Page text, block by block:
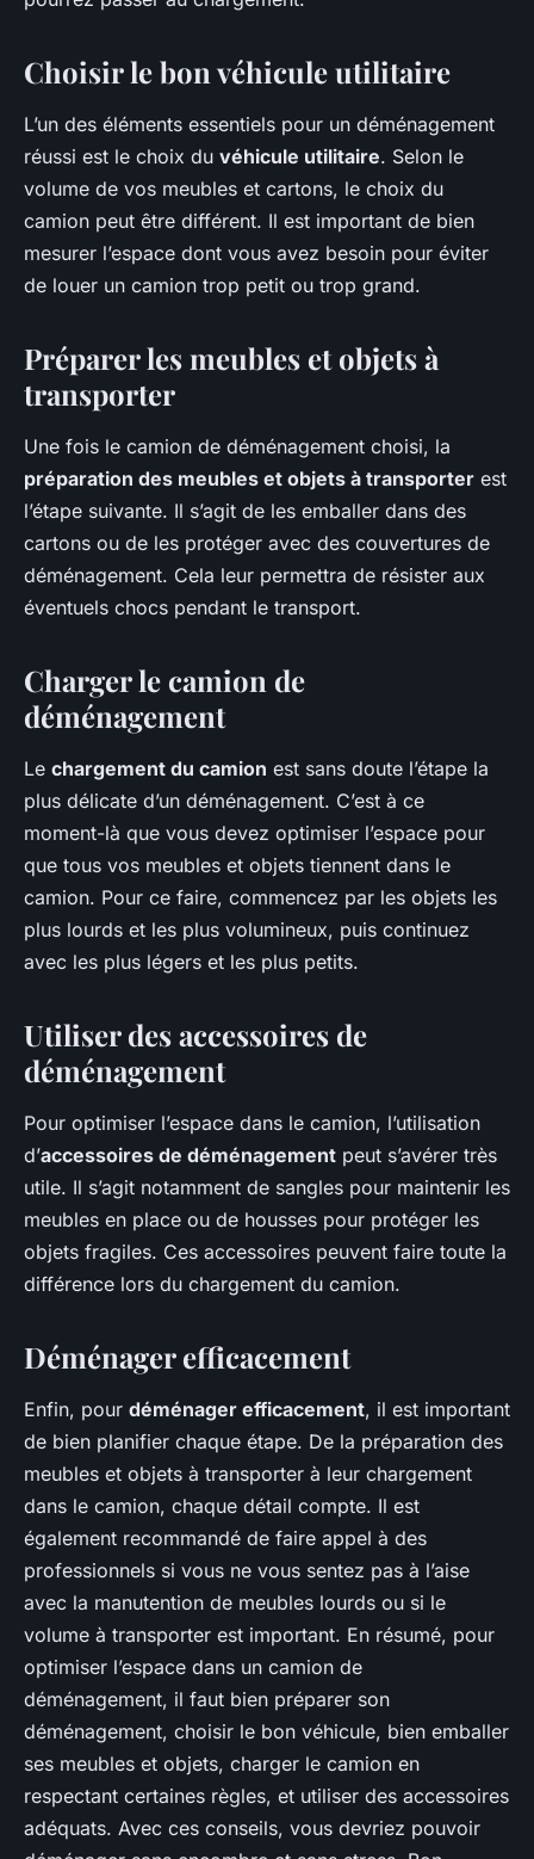
Choisir le bon véhicule utilitaire
L’un des éléments essentiels pour un déménagement
réussi est le choix du véhicule utilitaire. Selon le
volume de vos meubles et cartons, le choix du
camion peut être différent. Il est important de bien
mesurer l’espace dont vous avez besoin pour éviter
de louer un camion trop petit ou trop grand.
Préparer les meubles et objets à
transporter
Une fois le camion de déménagement choisi, la
préparation des meubles et objets à transporter est
l’étape suivante. Il s’agit de les emballer dans des
cartons ou de les protéger avec des couvertures de
déménagement. Cela leur permettra de résister aux
éventuels chocs pendant le transport.
Charger le camion de
déménagement
Le chargement du camion est sans doute l’étape la
plus délicate d’un déménagement. C’est à ce
moment-là que vous devez optimiser l’espace pour
que tous vos meubles et objets tiennent dans le
camion. Pour ce faire, commencez par les objets les
plus lourds et les plus volumineux, puis continuez
avec les plus légers et les plus petits.
Utiliser des accessoires de
déménagement
Pour optimiser l’espace dans le camion, l’utilisation
d’accessoires de déménagement peut s’avérer très
utile. Il s’agit notamment de sangles pour maintenir les
meubles en place ou de housses pour protéger les
objets fragiles. Ces accessoires peuvent faire toute la
différence lors du chargement du camion.
Déménager efficacement
Enfin, pour déménager efficacement, il est important
de bien planifier chaque étape. De la préparation des
meubles et objets à transporter à leur chargement
dans le camion, chaque détail compte. Il est
également recommandé de faire appel à des
professionnels si vous ne vous sentez pas à l’aise
avec la manutention de meubles lourds ou si le
volume à transporter est important. En résumé, pour
optimiser l’espace dans un camion de
déménagement, il faut bien préparer son
déménagement, choisir le bon véhicule, bien emballer
ses meubles et objets, charger le camion en
respectant certaines règles, et utiliser des accessoires
adéquats. Avec ces conseils, vous devriez pouvoir